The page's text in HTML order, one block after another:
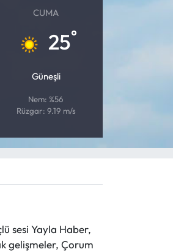
CUMA
25°
Güneşli
Nem: %56
Rüzgar: 9.19 m/s
sesi Yayla Haber,
gelişmeler, Çorum